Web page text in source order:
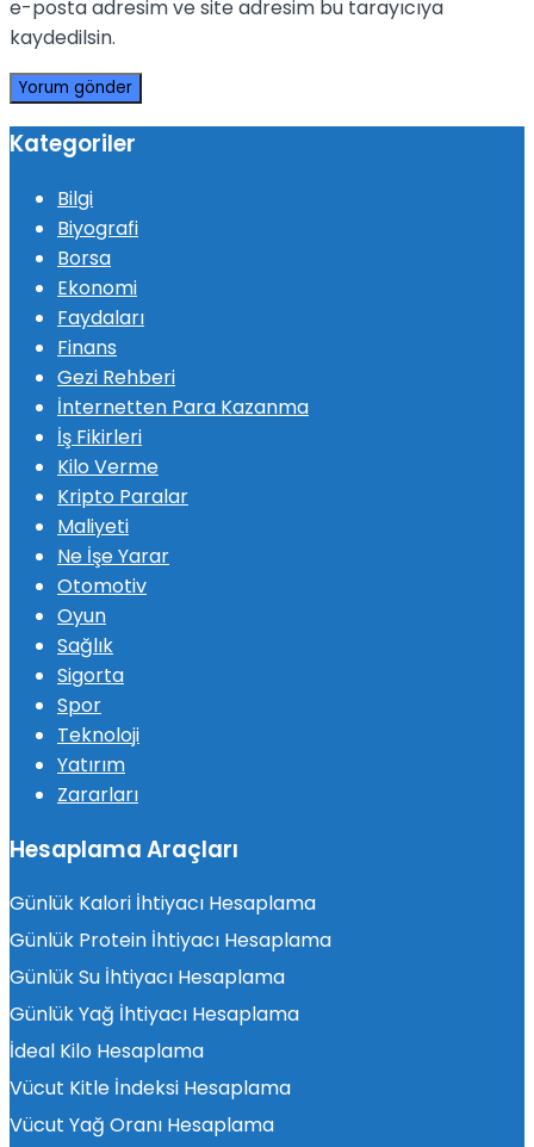
e-posta adresim ve site adresim bu tarayıcıya
kaydedilsin.
Kategoriler
Bilgi
Biyografi
Borsa
Ekonomi
Faydaları
Finans
Gezi Rehberi
İnternetten Para Kazanma
İş Fikirleri
Kilo Verme
Kripto Paralar
Maliyeti
Ne İşe Yarar
Otomotiv
Oyun
Sağlık
Sigorta
Spor
Teknoloji
Yatırım
Zararları
Hesaplama Araçları
Günlük Kalori İhtiyacı Hesaplama
Günlük Protein İhtiyacı Hesaplama
Günlük Su İhtiyacı Hesaplama
Günlük Yağ İhtiyacı Hesaplama
İdeal Kilo Hesaplama
Vücut Kitle İndeksi Hesaplama
Vücut Yağ Oranı Hesaplama